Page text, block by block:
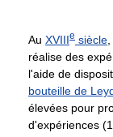
Au XVIIIe siècle
réalise des
l'aide de
bouteille de
élevées pour
d'expériences